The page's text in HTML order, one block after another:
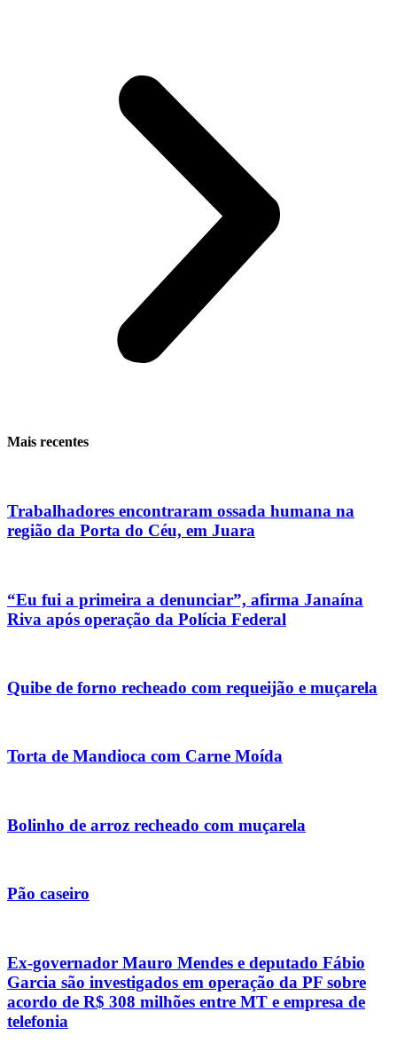
Mais recentes
Trabalhadores encontraram ossada humana na
região da Porta do Céu, em Juara
“Eu fui a primeira a denunciar”, afirma Janaína
Riva após operação da Polícia Federal
Quibe de forno recheado com requeijão e muçarela
Torta de Mandioca com Carne Moída
Bolinho de arroz recheado com muçarela
Pão caseiro
Ex-governador Mauro Mendes e deputado Fábio
Garcia são investigados em operação da PF sobre
acordo de R$ 308 milhões entre MT e empresa de
telefonia